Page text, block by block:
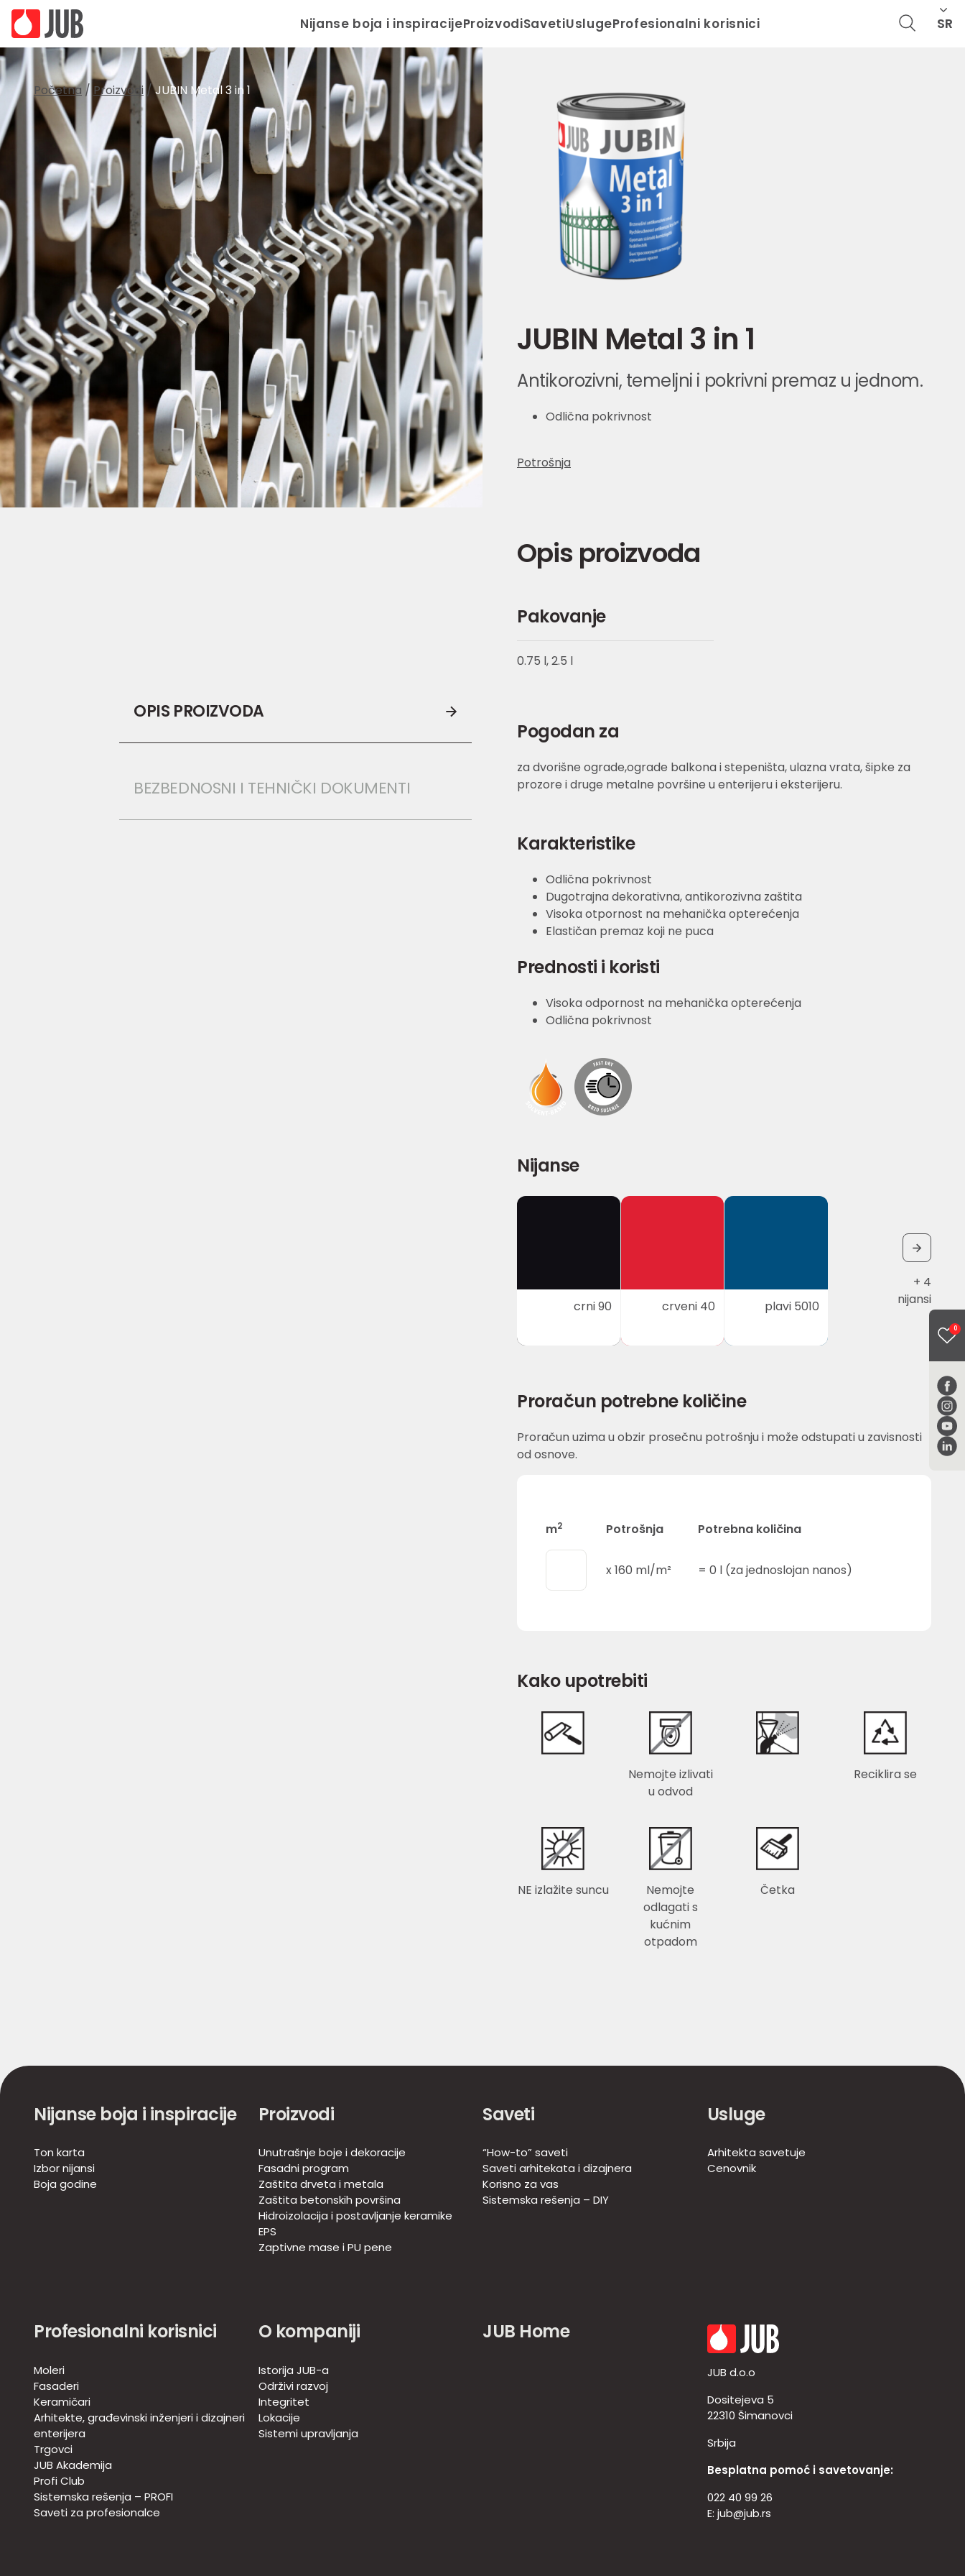
Nijanse boja i inspiracijeProizvodiSavetiUslugeProfesionalni korisnici SR
0
Početna / Proizvodi /JUBIN Metal 3 in 1
OPIS PROIZVODA
BEZBEDNOSNI I TEHNIČKI DOKUMENTI
JUBIN Metal 3 in 1
Antikorozivni, temeljni i pokrivni premaz u jednom.
Odlična pokrivnost
Potrošnja
Opis proizvoda
Pakovanje
0.75 l, 2.5 l
Pogodan za
za dvorišne ograde,ograde balkona i stepeništa, ulazna vrata, šipke za
prozore i druge metalne površine u enterijeru i eksterijeru.
Karakteristike
Odlična pokrivnost
Dugotrajna dekorativna, antikorozivna zaštita
Visoka otpornost na mehanička opterećenja
Elastičan premaz koji ne puca
Prednosti i koristi
Visoka odpornost na mehanička opterećenja
Odlična pokrivnost
Nijanse
crni 90 crveni 40 plavi 5010
+ 4
nijansi
Proračun potrebne količine
Proračun uzima u obzir prosečnu potrošnju i može odstupati u zavisnosti
od osnove.
m2 Potrošnja Potrebna količina
x160 ml/m² =0 l (za jednoslojan nanos)
Kako upotrebiti
Nemojte izlivati
u odvod
Reciklira se
NE izlažite suncu
Nemojte
odlagati s
kućnim
otpadom
Četka
Nijanse boja i inspiracije
Ton karta
Izbor nijansi
Boja godine
Proizvodi
Unutrašnje boje i dekoracije
Fasadni program
Zaštita drveta i metala
Zaštita betonskih površina
Hidroizolacija i postavljanje keramike
EPS
Zaptivne mase i PU pene
Saveti
“How-to” saveti
Saveti arhitekata i dizajnera
Korisno za vas
Sistemska rešenja – DIY
Usluge
Arhitekta savetuje
Cenovnik
Profesionalni korisnici
Moleri
Fasaderi
Keramičari
Arhitekte, građevinski inženjeri i dizajneri
enterijera
Trgovci
JUB Akademija
Profi Club
Sistemska rešenja – PROFI
Saveti za profesionalce
O kompaniji
Istorija JUB-a
Održivi razvoj
Integritet
Lokacije
Sistemi upravljanja
JUB Home
JUB d.o.o
Dositejeva 5
22310 Šimanovci
Srbija
Besplatna pomoć i savetovanje:
022 40 99 26
E: jub@jub.rs